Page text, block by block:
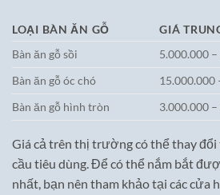
LOẠI BÀN ĂN GỖ
GIÁ
Bàn ăn gỗ sồi
5.000.000
Bàn ăn gỗ óc chó
15.000.000
Bàn ăn gỗ hình tròn
3.000.000
Giá cả trên thị trường có thể thay đổi
cầu tiêu dùng. Để có thể nắm bắt
nhất, bạn nên tham khảo tại các cửa